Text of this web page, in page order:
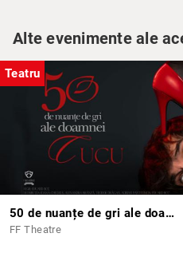
lumea, oamenii, iubirea — și
Un spectacol despre geniu, iubire,
diferit.
Regia:Iulia Neacșu
Distribuția:Andrei Dinescu, Cezar
Durata:1h30
Text:
de
Restricție de vârstă:
Alte evenimente ale
Teatru
50 de nuanțe de gri ale doamnei Cucu
FF Theatre